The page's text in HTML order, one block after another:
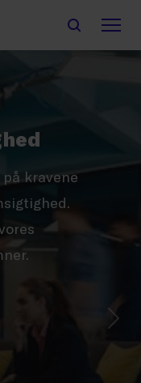
kravene